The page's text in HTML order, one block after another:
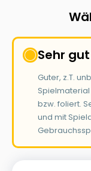
Sehr gut
Guter, z.T.
Spielmaterial
bzw. foliert.
und mit